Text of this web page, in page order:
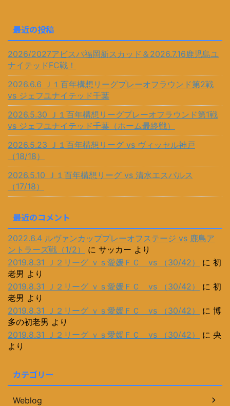
最近の投稿
2026/2027アビスパ福岡新スカッド＆2026.7.16鹿児島ユ
ナイテッドFC戦！
2026.6.6 Ｊ１百年構想リーグプレーオフラウンド第2戦
vs ジェフユナイテッド千葉
2026.5.30 Ｊ１百年構想リーグプレーオフラウンド第1戦
vs ジェフユナイテッド千葉（ホーム最終戦）
2026.5.23 Ｊ１百年構想リーグ vs ヴィッセル神戸
（18/18）
2026.5.10 Ｊ１百年構想リーグ vs 清水エスパルス
（17/18）
最近のコメント
2022.6.4 ルヴァンカッププレーオフステージ vs 鹿島ア
ントラーズ戦（1/2）
に サッカー より
2019.8.31 Ｊ２リーグ ｖｓ愛媛ＦＣ vs （30/42）
に 初
老男 より
2019.8.31 Ｊ２リーグ ｖｓ愛媛ＦＣ vs （30/42）
に 初
老男 より
2019.8.31 Ｊ２リーグ ｖｓ愛媛ＦＣ vs （30/42）
に 博
多の初老男 より
2019.8.31 Ｊ２リーグ ｖｓ愛媛ＦＣ vs （30/42）
に 央
より
カテゴリー
Weblog